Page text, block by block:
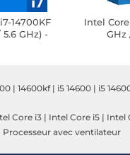
14700KF
5.6 GHz) -
Intel
GHz
| 14600kf| i5 14600 | i5
Core i3 | Intel Core i5 | Intel
Processeur avec ventilateur